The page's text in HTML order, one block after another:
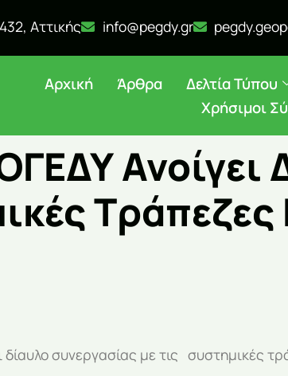
Αττικής info@pegdy.gr
Αρχική Άρθρα Δελτία Τύπου
Χρήσιμοι
Ανοίγει
δίαυλο συνεργασίας με τις συστημικές